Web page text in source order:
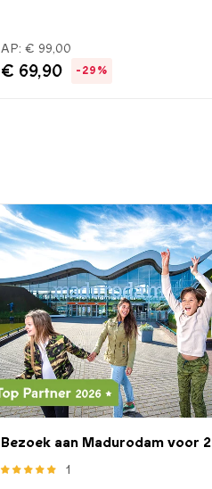
AP: € 99,00
€ 69,90 -29%
Bezoek aan Madurodam voor 2
1